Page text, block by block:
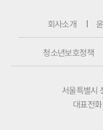
회사소개
청소년보호정책
서울특별시
대표전